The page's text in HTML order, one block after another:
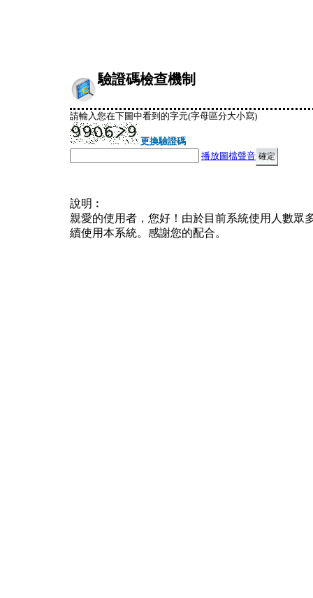
驗證碼檢查機制
請輸入您在下圖中看到的字元(字母區分大小寫)
更換驗證碼
播放圖檔聲音
說明︰
親愛的使用者，您好！由於目前系統使用人數眾
續使用本系統。感謝您的配合。